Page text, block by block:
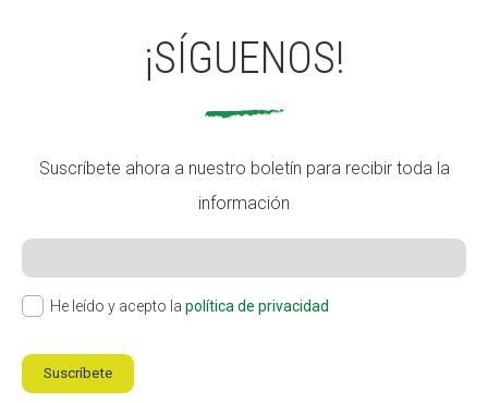
¡SÍGUENOS!
Suscríbete ahora a nuestro boletín para recibir toda la
información
He leído y acepto la política de privacidad
Suscríbete